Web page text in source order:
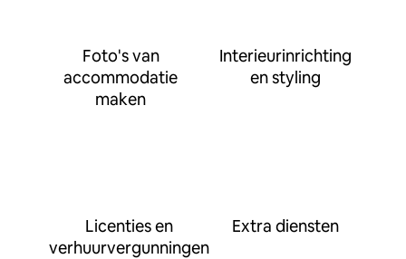
Foto's van
accommodatie
maken
Interieurinrichting
en styling
Licenties en
verhuurvergunningen
Extra diensten